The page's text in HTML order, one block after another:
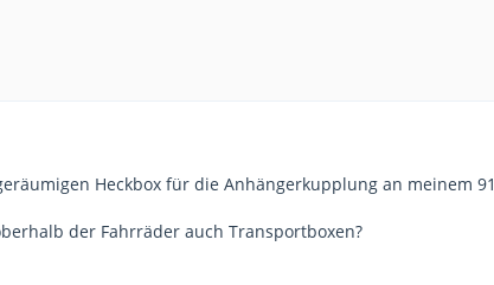
Heckbox für die Anhängerkupplung an meinem
der Fahrräder auch Transportboxen?